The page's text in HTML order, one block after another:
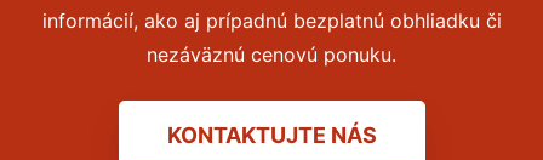
informácií, ako aj prípadnú bezplatnú obhliadku či
nezáväznú cenovú ponuku.
KONTAKTUJTE NÁS